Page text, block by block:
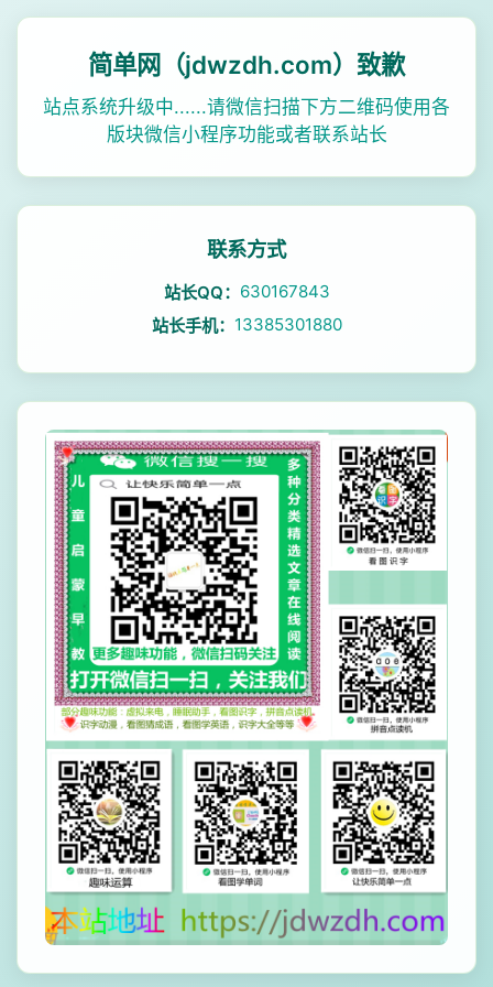
简单网（jdwzdh.com）致歉
站点系统升级中......请微信扫描下方二维码使用各
版块微信小程序功能或者联系站长
联系方式
站长QQ： 630167843
站长手机： 13385301880